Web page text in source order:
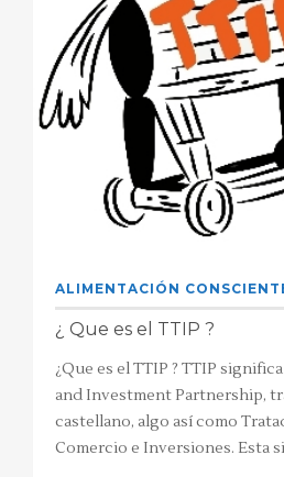
ALIMENTACIÓN
¿ Que es el TTIP ?
¿Que es el TTIP ? TTIP
and Investment Partnership,
castellano, algo así como
Comercio e Inversiones. Esta